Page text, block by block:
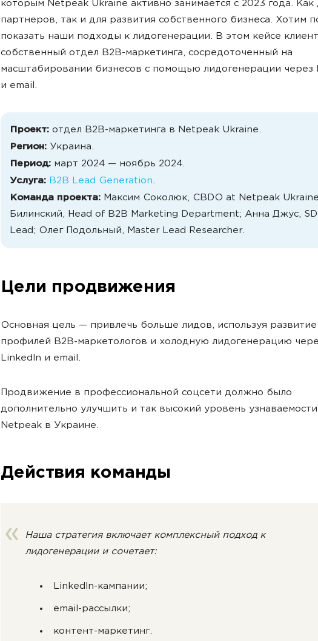
которым Netpeak Ukraine активно занимается с 2023 года. Как
партнеров, так и для развития собственного бизнеса. Хотим
показать наши подходы к лидогенерации. В этом кейсе клиент
собственный отдел B2B-маркетинга, сосредоточенный на
масштабировании бизнесов с помощью лидогенерации через
и email.
Проект: отдел B2B-маркетинга в Netpeak Ukraine.
Регион: Украина.
Период: март 2024 — ноябрь 2024.
Услуга: B2B Lead Generation.
Команда проекта: Максим Соколюк, CBDO at Netpeak
Билинский, Head of B2B Marketing Department; Анна Джус,
Lead; Олег Подольный, Master Lead Researcher.
Цели продвижения
Основная цель — привлечь больше лидов, используя развитие
профилей B2B-маркетологов и холодную лидогенерацию
LinkedIn и email.
Продвижение в профессиональной соцсети должно было
дополнительно улучшить и так высокий уровень
Netpeak в Украине.
Действия команды
Наша стратегия включает комплексный подход к
лидогенерации и сочетает:
LinkedIn-кампании;
email-рассылки;
контент-маркетинг.